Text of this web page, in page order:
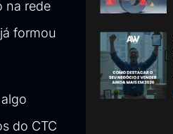
na rede
formou
do CTC